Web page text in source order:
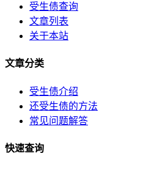
受生债查询
文章列表
关于本站
文章分类
受生债介绍
还受生债的方法
常见问题解答
快速查询